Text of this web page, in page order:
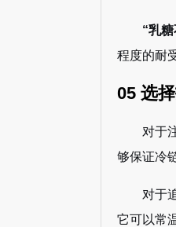
“乳
程度的耐
05 选
对于
够保证冷
对于
它可以常